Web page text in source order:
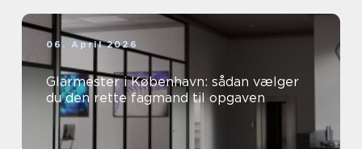
06. April 2026
Glarmester i København: sådan vælger
du den rette fagmand til opgaven